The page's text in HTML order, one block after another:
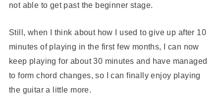
not able to get past the beginner stage.
Still, when I think about how I used to give up after 10
minutes of playing in the first few months, I can now
keep playing for about 30 minutes and have managed
to form chord changes, so I can finally enjoy playing
the guitar a little more.